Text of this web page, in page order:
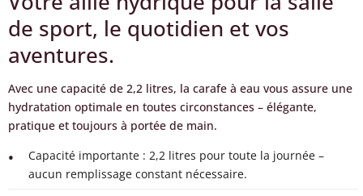
de sport, le quotidien et vos
aventures.
Avec une capacité de 2,2 litres, la carafe à eau vous assure une
hydratation optimale en toutes circonstances – élégante,
pratique et toujours à portée de main.
Capacité importante : 2,2 litres pour toute la journée –
aucun remplissage constant nécessaire.